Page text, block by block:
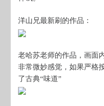
洋山兄最新刷的作品：
老哈苏老师的作品，画面
非常微妙感觉，如果严格
了古典“味道”